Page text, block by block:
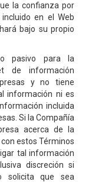
la confianza por
en el Web
bajo su propio
pasivo para la
de información
y no tiene
información ni es
incluida
Si la Compañía
acerca de la
estos Términos
tal información
discreción si
solicita que sea